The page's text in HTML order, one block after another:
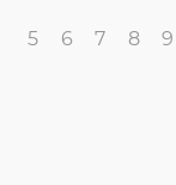
5 6 7 8 9